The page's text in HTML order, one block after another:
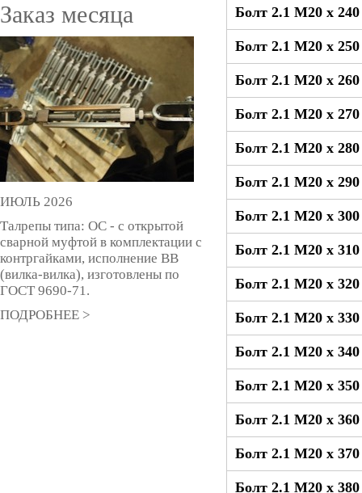
Болт 2.1 М20 x
Болт 2.1 М20 x
Болт 2.1 М20 x
Болт 2.1 М20 x
Болт 2.1 М20 x
Болт 2.1 М20 x
Болт 2.1 М20 x
Болт 2.1 М20 x
Болт 2.1 М20 x
Болт 2.1 М20 x
Болт 2.1 М20 x
Болт 2.1 М20 x
Болт 2.1 М20 x
Болт 2.1 М20 x
Болт 2.1 М20 x
Заказ месяца
ИЮЛЬ 2026
Талрепы типа: ОС - с открытой
сварной муфтой в комплектации с
контргайками, исполнение ВВ
(вилка-вилка), изготовлены по
ГОСТ 9690-71.
ПОДРОБНЕЕ >